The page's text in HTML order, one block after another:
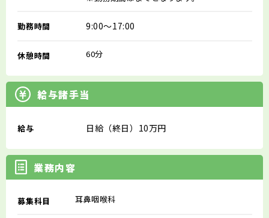
勤務時間 9:00～17:00
休憩時間 60分
給与諸手当
給与 日給（終日）10万円
業務内容
募集科目 耳鼻咽喉科